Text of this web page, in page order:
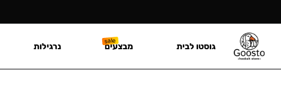
גוסטו לבית מבצעים נרגילות